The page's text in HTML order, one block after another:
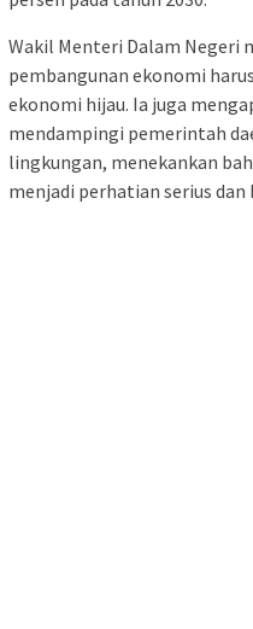
Wakil Menteri Dalam Negeri
pembangunan ekonomi
ekonomi hijau. Ia juga
mendampingi pemerintah
lingkungan, menekankan
menjadi perhatian serius